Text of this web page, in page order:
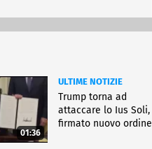
01:36
ULTIME NOTIZIE
Trump torna ad
attaccare lo Ius Soli,
firmato nuovo ordine